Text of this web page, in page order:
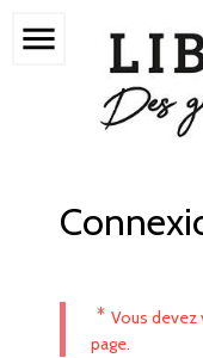
menu
* Vous devez
page.